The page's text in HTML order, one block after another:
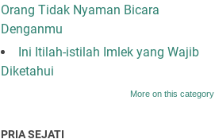
Orang Tidak Nyaman Bicara
Denganmu
Ini Itilah-istilah Imlek yang Wajib
Diketahui
More on this
PRIA SEJATI